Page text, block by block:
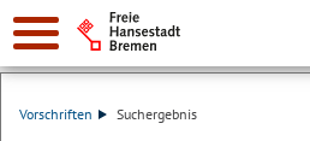
Vorschriften Suchergebnis